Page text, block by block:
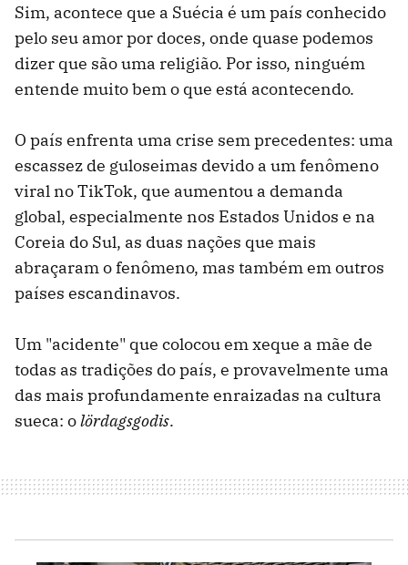
Sim, acontece que a Suécia é um país conhecido
pelo seu amor por doces, onde quase podemos
dizer que são uma religião. Por isso, ninguém
entende muito bem o que está acontecendo.
O país enfrenta uma crise sem precedentes: uma
escassez de guloseimas devido a um fenômeno
viral no TikTok, que aumentou a demanda
global, especialmente nos Estados Unidos e na
Coreia do Sul, as duas nações que mais
abraçaram o fenômeno, mas também em outros
países escandinavos.
Um "acidente" que colocou em xeque a mãe de
todas as tradições do país, e provavelmente uma
das mais profundamente enraizadas na cultura
sueca: olördagsgodis.